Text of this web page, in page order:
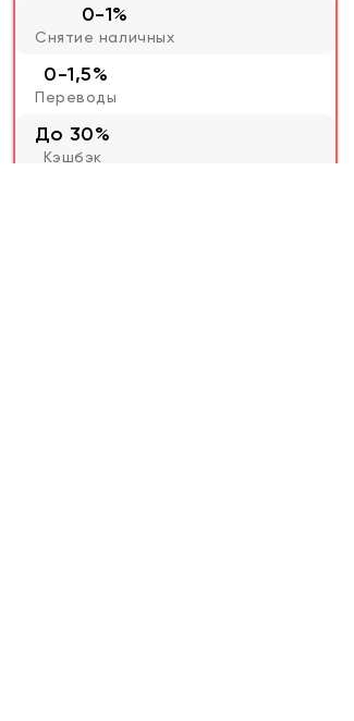
0-1%
Снятие наличных
0-1,5%
Переводы
До 30%
Кэшбэк